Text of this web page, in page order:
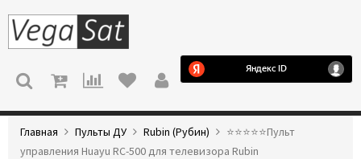
МЕНЮ
Главная Пульты ДУ Rubin (Рубин)
⭐️⭐️⭐️⭐️⭐️Пульт
управления Huayu RC-500 для телевизора Rubin